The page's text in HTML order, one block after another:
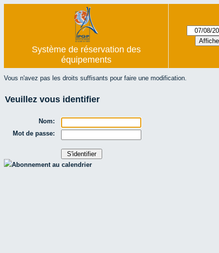
Système de réservation des
équipements
Vous n'avez pas les droits suffisants pour faire une modification.
Veuillez vous identifier
Nom:
Mot de passe:
Abonnement au calendrier